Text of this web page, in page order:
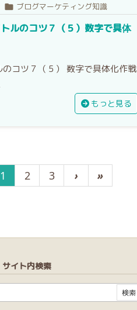
 ブログマーケティング知識
ルのコツ７（５）数字で具体
コツ７（５） 数字で具体化作戦
もっと見る
1 2 3 › »
サイト内検索